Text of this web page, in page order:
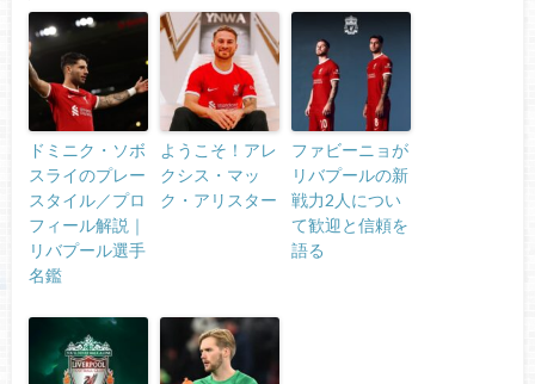
ドミニク・ソボ
スライのプレー
スタイル／プロ
フィール解説｜
リバプール選手
名鑑
ようこそ！アレ
クシス・マッ
ク・アリスター
ファビーニョが
リバプールの新
戦力2人につい
て歓迎と信頼を
語る